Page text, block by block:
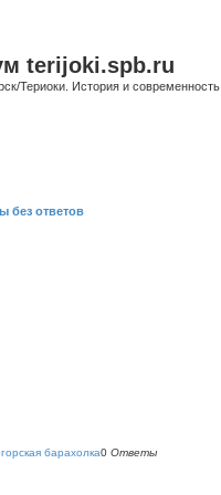
terijoki.spb.ru
Териоки. История и современность.
без ответов
барахолка0 Ответы